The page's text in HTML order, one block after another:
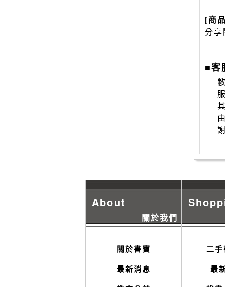
[商
分
■客
About
關於我們
關於書寶
最新消息
二
最